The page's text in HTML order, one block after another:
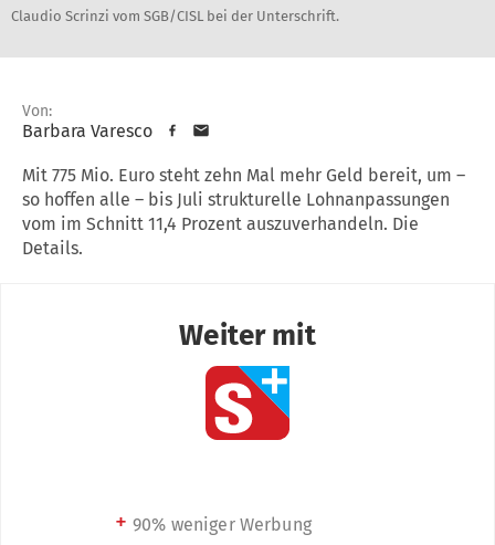
Claudio Scrinzi vom SGB/CISL bei der Unterschrift.
Von:
Barbara Varesco
Mit 775 Mio. Euro steht zehn Mal mehr Geld bereit, um –
so hoffen alle – bis Juli strukturelle Lohnanpassungen
vom im Schnitt 11,4 Prozent auszuverhandeln. Die
Details.